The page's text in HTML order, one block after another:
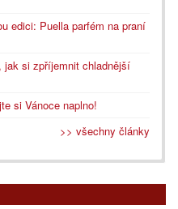
edici: Puella parfém na praní
jak si zpříjemnit chladnější
si Vánoce naplno!
>> všechny články